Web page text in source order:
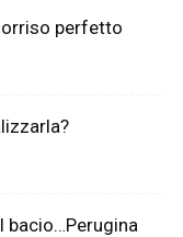
perfetto
bacio…Perugina